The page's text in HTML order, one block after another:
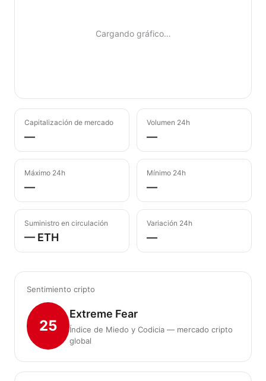
Cargando gráfico…
Capitalización de mercado
—
Volumen 24h
—
Máximo 24h
—
Mínimo 24h
—
Suministro en circulación
— ETH
Variación 24h
—
Sentimiento cripto
25
Extreme Fear
Índice de Miedo y Codicia — mercado cripto
global